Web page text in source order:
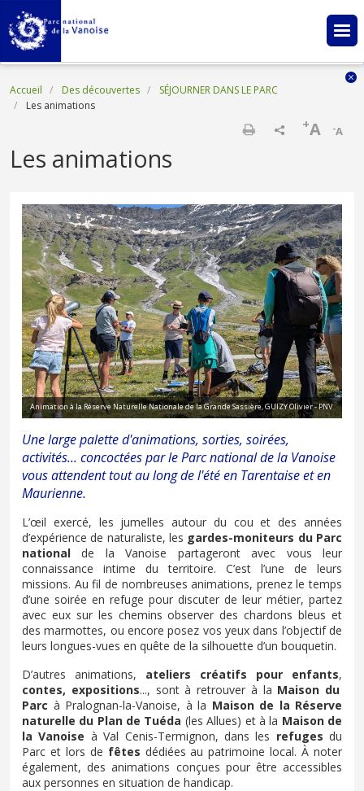
Aller au contenu principal
Fil d'Ariane
Accueil Des découvertes
SÉJOURNER DANS LE PARC
Les animations
-A
+A
Les animations
Animation à la Réserve Naturelle Nationale de la Grande Sassière, GUIZY Olivier - PNV
Une large palette d'animations, sorties, soirées,
activités... concoctées par le Parc national de la Vanoise
vous attendent tout au long de l'été en Tarentaise et en
Maurienne.
L’œil exercé, les jumelles autour du cou et des années
d’expérience de naturaliste, les gardes-moniteurs du Parc
national de la Vanoise partageront avec vous leur
connaissance intime du territoire. C’est l’une de leurs
missions. Au fil de nombreuses animations, prenez le temps
d’une soirée en refuge pour discuter de leur métier, partez
avec eux sur les chemins observer des chardons bleus et
des marmottes, ou encore posez vos yeux dans l’objectif de
leurs longues-vues en quête de la silhouette d’un bouquetin.
D’autres animations, ateliers créatifs pour enfants,
contes, expositions..., sont à retrouver à la Maison du
Parc à Pralognan-la-Vanoise, à la Maison de la Réserve
naturelle du Plan de Tuéda (les Allues) et à la Maison de
la Vanoise à Val Cenis-Termignon, dans les refuges du
Parc et lors de fêtes dédiées au patrimoine local. À noter
également, des animations conçues pour être accessibles
aux personnes en situation de handicap.